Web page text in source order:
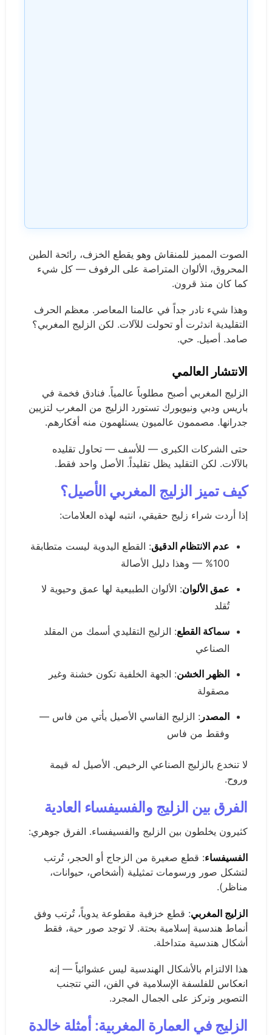
الصوت المميز للمنقاش وهو يقطع الخزف، رائحة الطين
المحروق، الألوان المتراصة على الرفوف — كل شيء
كما كان منذ قرون.
وهذا شيء نادر جداً في عالمنا المعاصر. معظم الحرف
التقليدية اندثرت أو تحولت للآلات. لكن الزليج المغربي؟
صامد. أصيل. حي.
الانتشار العالمي
الزليج المغربي أصبح مطلوباً عالمياً. فنادق فخمة في
باريس ودبي ونيويورك تستورد الزليج من المغرب لتزيين
جدرانها. مصممون عالميون يستلهمون منه أفكارهم.
حتى الشركات الكبرى — للأسف — تحاول تقليده
بالآلات. لكن التقليد يظل تقليداً. الأصل واحد فقط.
كيف تميز الزليج المغربي الأصيل؟
إذا أردت شراء زليج حقيقي، انتبه لهذه العلامات:
عدم الانتظام الدقيق: القطع اليدوية ليست متطابقة
100% — وهذا دليل الأصالة
عمق الألوان: الألوان الطبيعية لها عمق وحيوية لا
تُقلد
سماكة القطع: الزليج التقليدي أسمك من المقلد
الصناعي
الظهر الخشن: الجهة الخلفية تكون خشنة وغير
مصقولة
المصدر : الزليج الفاسي الأصيل يأتي من فاس —
وفقط من فاس
لا تنخدع بالزليج الصناعي الرخيص. الأصيل له قيمة
وروح.
الفرق بين الزليج والفسيفساء العادية
كثيرون يخلطون بين الزليج والفسيفساء. الفرق جوهري:
الفسيفساء: قطع صغيرة من الزجاج أو الحجر، تُرتب
لتشكل صور ورسومات تمثيلية (أشخاص، حيوانات،
مناظر).
الزليج المغربي: قطع خزفية مقطوعة يدوياً، تُرتب وفق
أنماط هندسية إسلامية بحتة. لا توجد صور حية، فقط
أشكال هندسية متداخلة.
هذا الالتزام بالأشكال الهندسية ليس عشوائياً — إنه
انعكاس للفلسفة الإسلامية في الفن، التي تتجنب
التصوير وتركز على الجمال المجرد.
الزليج في العمارة المغربية: أمثلة خالدة